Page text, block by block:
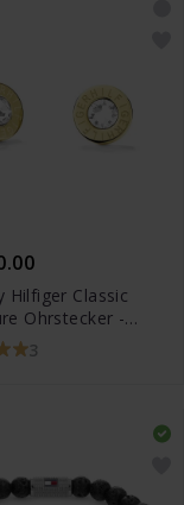
Hilfiger Classic
Ohrstecker -
3